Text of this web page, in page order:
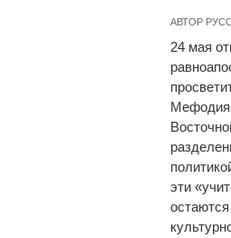
АВТОР
24 мая
эти